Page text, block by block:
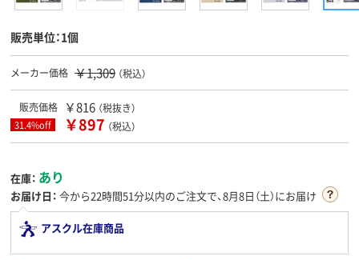
販売単位：1個
メーカー価格 ￥1,309 （税込）
販売価格 ￥816 （税抜き）
31.4%off ￥897 （税込）
在庫： あり
お届け日： 今から22時間51分以内のご注文で、8月8日（土）にお届け
アスクル在庫商品